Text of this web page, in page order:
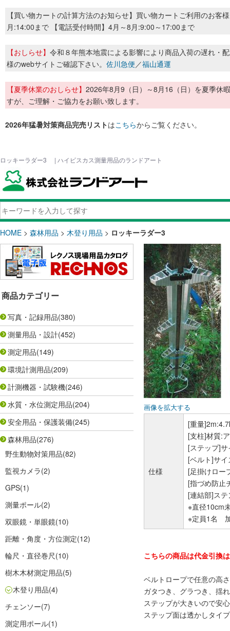
【買い物カートの計算方法のお知らせ】買い物カートご利用のお客
月:14:00まで 【電話受付時間】4月～8月:9:00～17:00まで
【おしらせ】 令和８年熊本地震による影響により商品入荷の遅れ・
様のwebサイトご確認下さい。 佐川急便／福山通運
【夏季休業のおしらせ】 2026年8月9（日）～8月16（日）を夏季休
すが、ご理解・ご協力をお願い致します。
2026年猛暑対策商品完売リストはこちらからご覧ください。
ロッキーラダー3 | ハイビスカス測量用品のランドアート
HOME > 森林用品 > 木登り用品 > ロッキーラダー3
商品カテゴリー
写真・記録用品(380)
測量用品・設計(452)
測定用品(149)
環境計測用品(209)
計測機器・試験機(246)
水質・水位測定用品(204)
安全用品・保護装備(245)
森林用品(276)
野生動物対策用品(82)
監視カメラ(2)
GPS(1)
測量ポール(2)
双眼鏡・単眼鏡(10)
距離・角度・方位測定(12)
輪尺・直径巻尺(10)
樹木木材測定用品(5)
木登り用品(4)
チェンソー(7)
測定用ポール(1)
画像を拡大する
仕様
[重量
[支柱]材質:
[ステップ]
[ベルト]サ
[足掛けロー
[指づめ防止
[連結部]ス
※直径10cm
※定員1名
こちらの商品は代金引換
ベルトロープで任意の高
ガタつき、グラつき、揺
ステップが大きいので安心
ステップ面は透かしタイ